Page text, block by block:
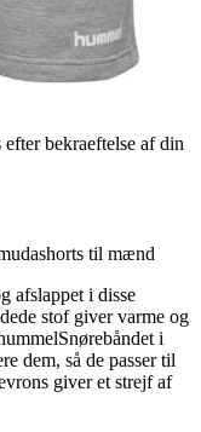
bekraeftelse af din
til mænd
afslappet i disse
stof giver varme og
i
dem, så de passer til
giver et strejf af